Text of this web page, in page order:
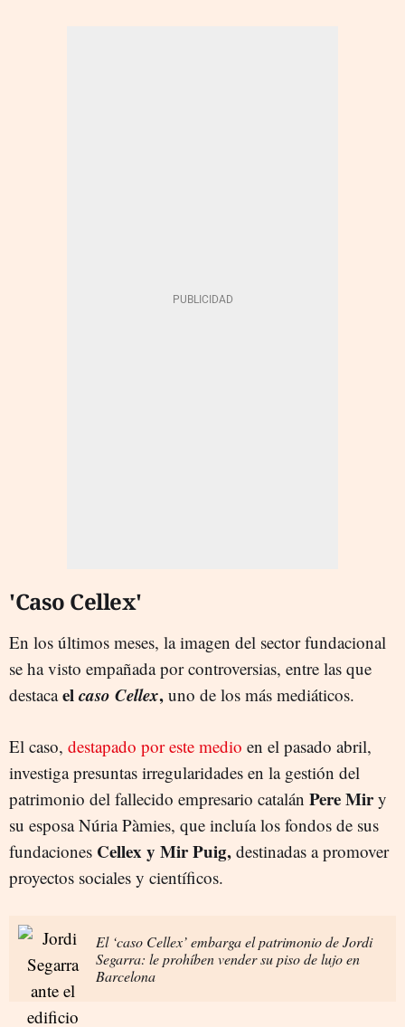
'Caso Cellex'
En los últimos meses, la imagen del sector fundacional
se ha visto empañada por controversias, entre las que
destacaelcaso Cellex, uno de los más mediáticos.
El caso, destapado por este medio en el pasado abril,
investiga presuntas irregularidades en la gestión del
patrimonio del fallecido empresario catalán Pere Miry
su esposa Núria Pàmies, que incluía los fondos de sus
fundaciones Cellex y Mir Puig, destinadas a promover
proyectos sociales y científicos.
El ‘caso Cellex’ embarga el patrimonio de Jordi
Segarra: le prohíben vender su piso de lujo en
Barcelona